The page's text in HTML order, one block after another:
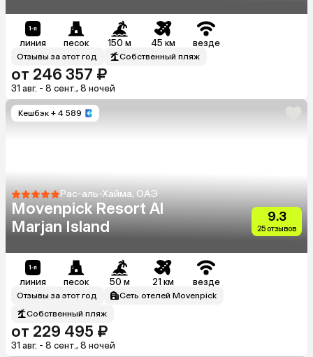
линия песок 150 м 45 км везде
Отзывы за этот год Собственный пляж
от 246 357 ₽
31 авг. - 8 сент., 8 ночей
Кешбэк + 4 589
Рас-аль-Хайма, ОАЭ
Movenpick Resort Al
Marjan Island
9.3
25 отзывов
линия песок 50 м 21 км везде
Отзывы за этот год
Сеть отелей Movenpick
Собственный пляж
от 229 495 ₽
31 авг. - 8 сент., 8 ночей